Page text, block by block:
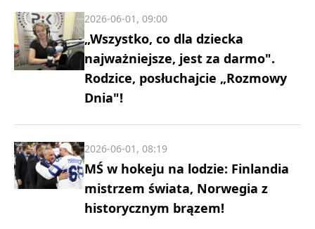
„Wszystko, co dla dziecka
najważniejsze, jest za darmo".
Rodzice, posłuchajcie „Rozmowy
Dnia"!
2026-06-01, 09:00
MŚ w hokeju na lodzie: Finlandia
mistrzem świata, Norwegia z
historycznym brązem!
2026-06-01, 08:19